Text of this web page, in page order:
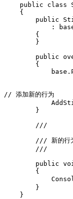
public class
    {
public
:
        {
        }
public
        {
// 添加新的行为
        }
        ///
/// 新的行
        ///
public
        {
        }
    }